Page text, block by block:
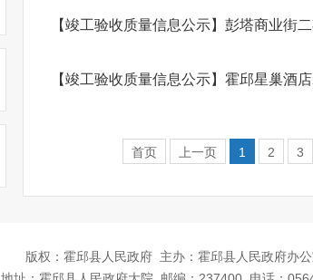
【竣工验收质量信息公示】彭塔商业街
【竣工验收质量信息公示】霍邱星巢酒
首页 上一页 1 2 3
版权：霍邱县人民政府 主办：霍邱县人民政府办